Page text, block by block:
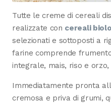
Tutte le creme di cereali
realizzate con cereali
selezionati e sottoposti a
farine comprende
integrale, mais, riso e
Immediatamente pronta
cremosa e priva di grumi,